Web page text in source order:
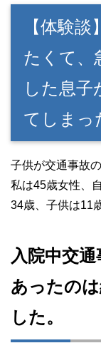
【体験
たくて、
した息子
てしまっ
子供が交通事故
私は45歳女性、
34歳、子供は11
入院中交
あったの
した。